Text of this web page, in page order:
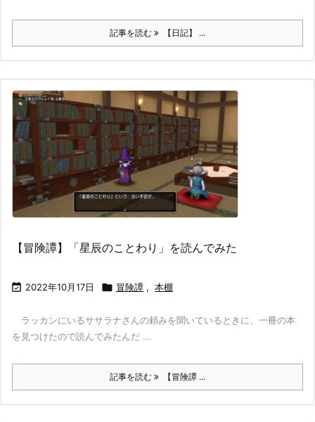
記事を読む 【日記】 ...
【冒険譚】「星辰のことわり」を読んでみた
 2022年10月17日  冒険譚 , 本棚
ラッカンにいるササラナさんの頼みを聞いているときに、一冊の本
を見つけたので読んでみたんだ ...
記事を読む 【冒険譚 ...